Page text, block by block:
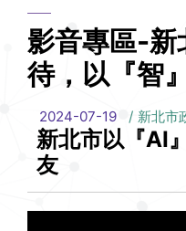
影音專區-新
待，以『智
2024-07-19 新北市
新北市以『AI
友